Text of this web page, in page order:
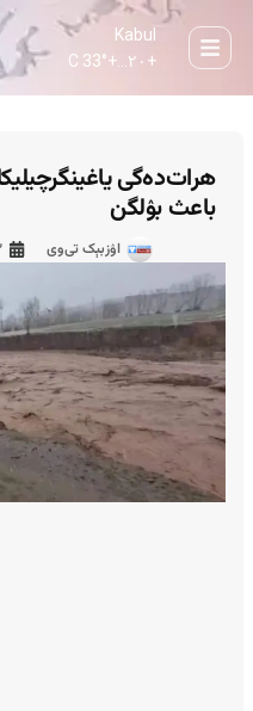
Kabul
+ ۲۰... +
33° C
هرات‌ده‌گی
باعث بۉلگن
اۉزبېک تی‌وی